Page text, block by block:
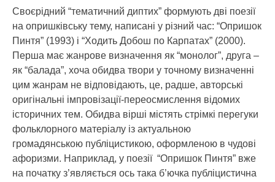
Своєрідний “тематичний диптих” формують дві поезії
на опришківську тему, написані у різний час: “Опришок
Пинтя” (1993) і “Ходить Добош по Карпатах” (2000).
Перша має жанрове визначення як “монолог”, друга –
як “балада”, хоча обидва твори у точному визначенні
цим жанрам не відповідають, це, радше, авторські
оригінальні імпровізації-переосмислення відомих
історичних тем. Обидва вірші містять стрімкі перегуки
фольклорного матеріалу із актуальною
громадянською публіцистикою, оформленою в чудові
афоризми. Наприклад, у поезії “Опришок Пинтя” вже
на початку з’являється ось така б’ючка публіцистична